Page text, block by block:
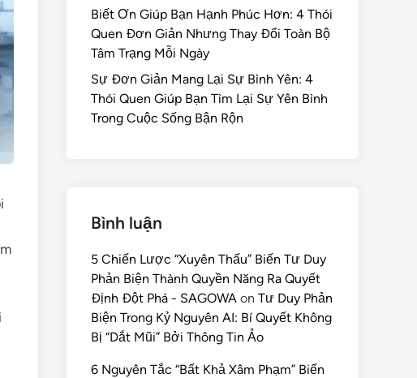
Biết Ơn Giúp Bạn Hạnh Phúc Hơn: 4 Thói
Quen Đơn Giản Nhưng Thay Đổi Toàn Bộ
Tâm Trạng Mỗi Ngày
Sự Đơn Giản Mang Lại Sự Bình Yên: 4
Thói Quen Giúp Bạn Tìm Lại Sự Yên Bình
Trong Cuộc Sống Bận Rộn
Bình luận
5 Chiến Lược “Xuyên Thấu” Biến Tư Duy
Phản Biện Thành Quyền Năng Ra Quyết
Định Đột Phá - SAGOWA on Tư Duy Phản
Biện Trong Kỷ Nguyên AI: Bí Quyết Không
Bị “Dắt Mũi” Bởi Thông Tin Ảo
6 Nguyên Tắc “Bất Khả Xâm Phạm” Biến